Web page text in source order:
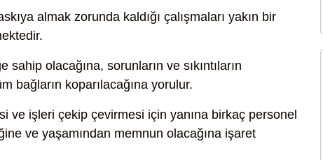
almak zorunda kaldığı çalışmaları yakın bir
olacağına, sorunların ve sıkıntıların
bağların koparılacağına yorulur.
ve işleri çekip çevirmesi için yanına birkaç personel
ve yaşamından memnun olacağına işaret